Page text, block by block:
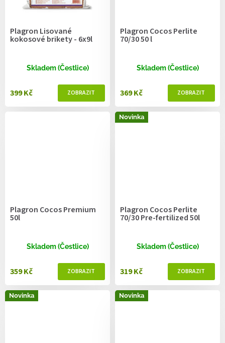
Plagron Lisované
kokosové brikety - 6x9l
Skladem (Čestlice)
399 Kč
Plagron Cocos Perlite
70/30 50 l
Skladem (Čestlice)
369 Kč
Plagron Cocos Premium
50l
Skladem (Čestlice)
359 Kč
Novinka
Plagron Cocos Perlite
70/30 Pre-fertilized 50l
Skladem (Čestlice)
319 Kč
Novinka Novinka